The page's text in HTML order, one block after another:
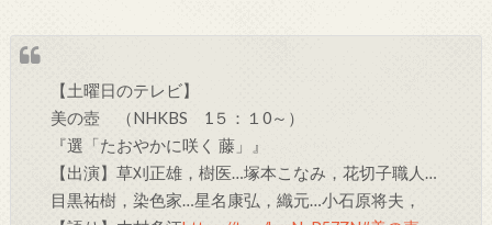
【土曜日のテレビ】
美の壺 （NHKBS 1５：１0～）
『選「たおやかに咲く 藤」』
【出演】草刈正雄，樹医…塚本こなみ，花切子職人…
目黒祐樹，染色家…星名康弘，織元…小石原将夫，